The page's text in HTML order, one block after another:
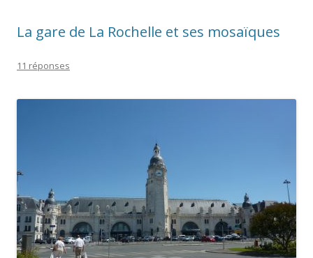
La gare de La Rochelle et ses mosaïques
11 réponses